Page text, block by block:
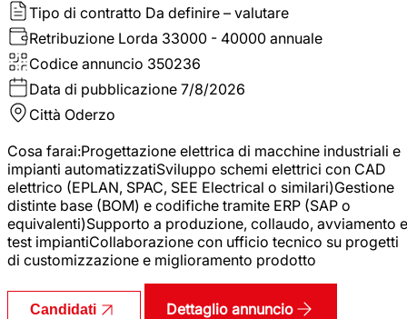
Tipo di contratto Da definire – valutare
Retribuzione Lorda 33000 - 40000 annuale
Codice annuncio 350236
Data di pubblicazione 7/8/2026
Città Oderzo
Cosa farai:Progettazione elettrica di macchine industriali e
impianti automatizzatiSviluppo schemi elettrici con CAD
elettrico (EPLAN, SPAC, SEE Electrical o similari)Gestione
distinte base (BOM) e codifiche tramite ERP (SAP o
equivalenti)Supporto a produzione, collaudo, avviamento e
test impiantiCollaborazione con ufficio tecnico su progetti
di customizzazione e miglioramento prodotto
Candidati Dettaglio annuncio